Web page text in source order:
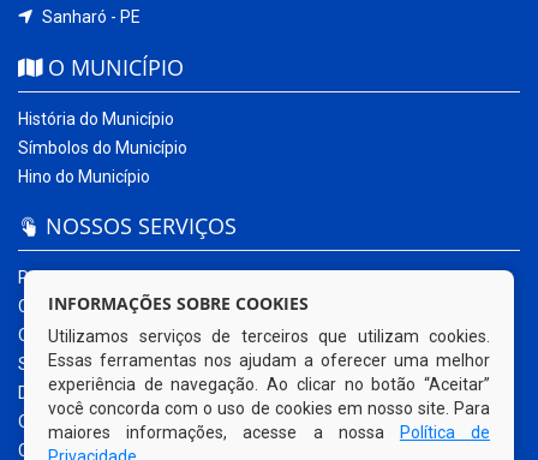
Sanharó - PE
O MUNICÍPIO
História do Município
Símbolos do Município
Hino do Município
NOSSOS SERVIÇOS
Portal da Transparência
Carta de Serviços ao Usuário
Ouvidoria Municipal
Sistema Eletrônico – e-SIC
Diário Oficial
Quadro de Avisos
Contracheque Online
INFORMAÇÕES SOBRE COOKIES
Utilizamos serviços de terceiros que utilizam cookies.
Essas ferramentas nos ajudam a oferecer uma melhor
experiência de navegação. Ao clicar no botão “Aceitar”
você concorda com o uso de cookies em nosso site. Para
maiores informações, acesse a nossa
Política de